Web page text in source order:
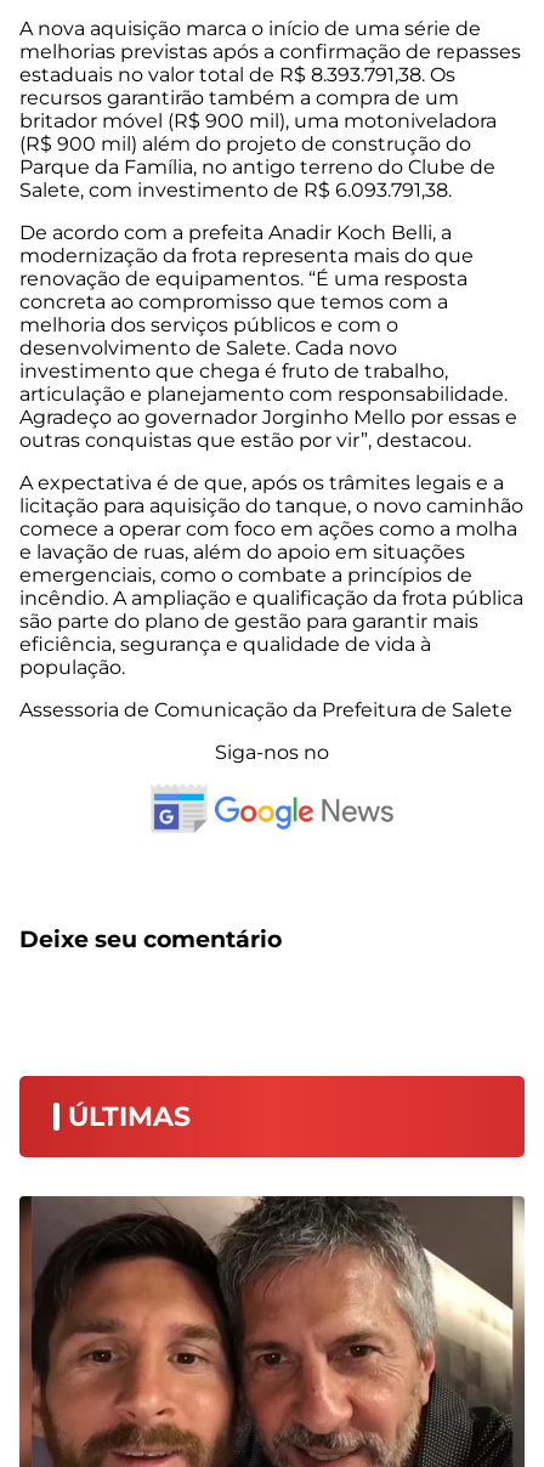
A nova aquisição marca o início de uma série de
melhorias previstas após a confirmação de repasses
estaduais no valor total de R$ 8.393.791,38. Os
recursos garantirão também a compra de um
britador móvel (R$ 900 mil), uma motoniveladora
(R$ 900 mil) além do projeto de construção do
Parque da Família, no antigo terreno do Clube de
Salete, com investimento de R$ 6.093.791,38.
De acordo com a prefeita Anadir Koch Belli, a
modernização da frota representa mais do que
renovação de equipamentos. “É uma resposta
concreta ao compromisso que temos com a
melhoria dos serviços públicos e com o
desenvolvimento de Salete. Cada novo
investimento que chega é fruto de trabalho,
articulação e planejamento com responsabilidade.
Agradeço ao governador Jorginho Mello por essas e
outras conquistas que estão por vir”, destacou.
A expectativa é de que, após os trâmites legais e a
licitação para aquisição do tanque, o novo caminhão
comece a operar com foco em ações como a molha
e lavação de ruas, além do apoio em situações
emergenciais, como o combate a princípios de
incêndio. A ampliação e qualificação da frota pública
são parte do plano de gestão para garantir mais
eficiência, segurança e qualidade de vida à
população.
Assessoria de Comunicação da Prefeitura de Salete​​
Siga-nos no
Deixe seu comentário
ÚLTIMAS